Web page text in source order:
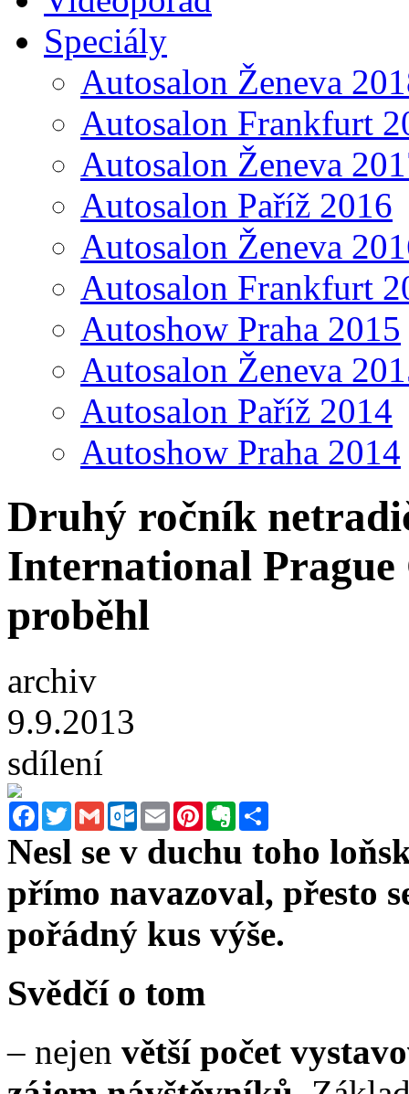
Speciály
Autosalon Ženeva
Autosalon Frankfurt
Autosalon Ženeva
Autosalon Paříž 2016
Autosalon Ženeva
Autosalon Frankfurt
Autoshow Praha 2015
Autosalon Ženeva
Autosalon Paříž 2014
Autoshow Praha 2014
Druhý ročník
International Prague
proběhl
archiv
9.9.2013
sdílení
FacebookTwitterGmail Outlook.com
Email PinterestEvernote
Nesl se v duchu toho
přímo navazoval, přesto
pořádný kus výše.
Svědčí o tom
– nejen větší počet